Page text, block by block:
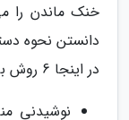
خنک ماندن را
دانستن نحوه
در اینجا 6 روش برای انجام این کار وجود دارد.
نوشیدنی